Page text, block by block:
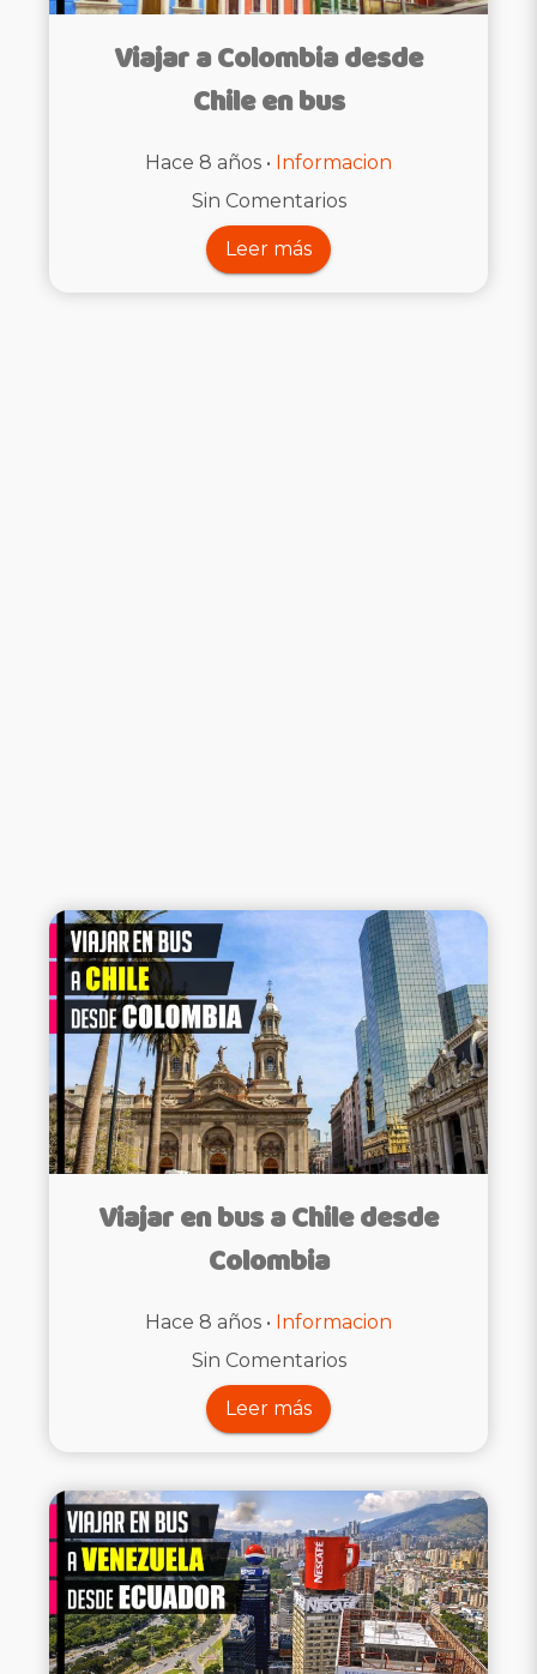
Viajar a Colombia desde
Chile en bus
Hace 8 años • Informacion
Sin Comentarios
Leer más
Viajar en bus a Chile desde
Colombia
Hace 8 años • Informacion
Sin Comentarios
Leer más